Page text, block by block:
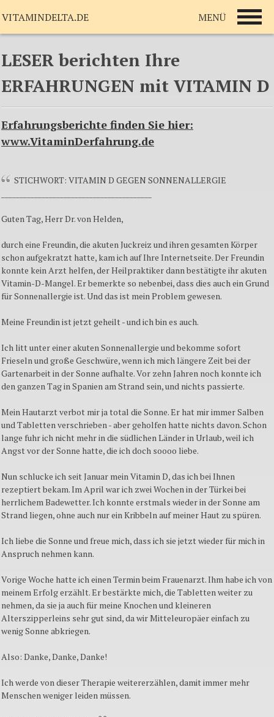
LESER berichten Ihre
ERFAHRUNGEN mit VITAMIN D
Erfahrungsberichte finden Sie hier:
www.VitaminDerfahrung.de
STICHWORT: VITAMIN D GEGEN SONNENALLERGIE
Guten Tag, Herr Dr. von Helden,
durch eine Freundin, die akuten Juckreiz und ihren gesamten Körper
schon aufgekratzt hatte, kam ich auf Ihre Internetseite. Der Freundin
konnte kein Arzt helfen, der Heilpraktiker dann bestätigte ihr akuten
Vitamin-D-Mangel. Er bemerkte so nebenbei, dass dies auch ein Grund
für Sonnenallergie ist. Und das ist mein Problem gewesen.
Meine Freundin ist jetzt geheilt - und ich bin es auch.
Ich litt unter einer akuten Sonnenallergie und bekomme sofort
Frieseln und große Geschwüre, wenn ich mich längere Zeit bei der
Gartenarbeit in der Sonne aufhalte. Vor zehn Jahren noch konnte ich
den ganzen Tag in Spanien am Strand sein, und nichts passierte.
Mein Hautarzt verbot mir ja total die Sonne. Er hat mir immer Salben
und Tabletten verschrieben - aber geholfen hatte nichts davon. Schon
lange fuhr ich nicht mehr in die südlichen Länder in Urlaub, weil ich
Angst vor der Sonne hatte, die ich doch soooo liebe.
Nun schlucke ich seit Januar mein Vitamin D, das ich bei Ihnen
rezeptiert bekam. Im April war ich zwei Wochen in der Türkei bei
herrlichem Badewetter. Ich konnte erstmals wieder in der Sonne am
Strand liegen, ohne auch nur ein Kribbeln auf meiner Haut zu spüren.
Ich liebe die Sonne und freue mich, dass ich sie jetzt wieder für mich in
Anspruch nehmen kann.
Vorige Woche hatte ich einen Termin beim Frauenarzt. Ihm habe ich von
meinem Erfolg erzählt. Er bestärkte mich, die Tabletten weiter zu
nehmen, da sie ja auch für meine Knochen und kleineren
Alterszipperleins sehr gut sind, da wir Mitteleuropäer einfach zu
wenig Sonne abkriegen.
Also: Danke, Danke, Danke!
Ich werde von dieser Therapie weitererzählen, damit immer mehr
Menschen weniger leiden müssen.
VITAMINDELTA.DE MENÜ